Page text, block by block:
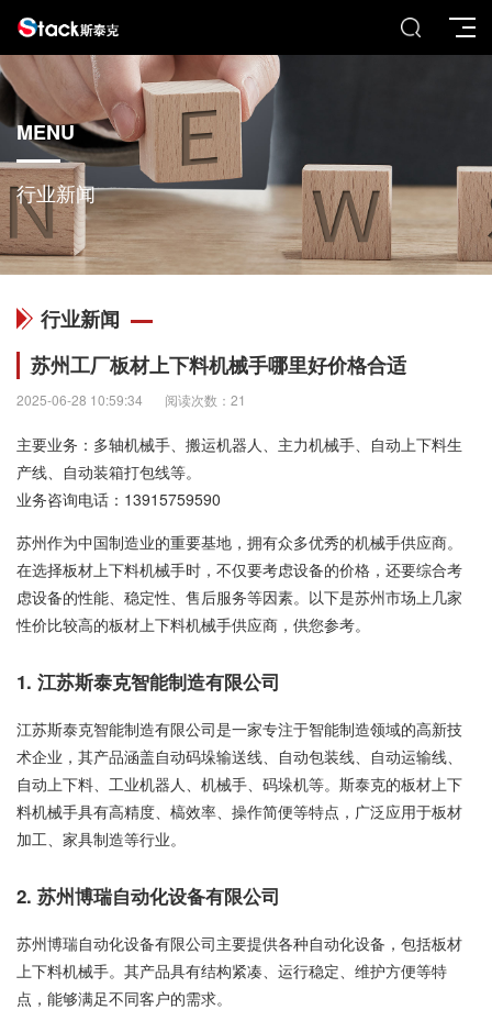
MENU
行业新闻
行业新闻
苏州工厂板材上下料机械手哪里好价格合适
2025-06-28 10:59:34 阅读次数：21
主要业务：多轴机械手、搬运机器人、主力机械手、自动上下料生
产线、自动装箱打包线等。
业务咨询电话： 13915759590
苏州作为中国制造业的重要基地，拥有众多优秀的机械手供应商。
在选择板材上下料机械手时，不仅要考虑设备的价格，还要综合考
虑设备的性能、稳定性、售后服务等因素。以下是苏州市场上几家
性价比较高的板材上下料机械手供应商，供您参考。
1. 江苏斯泰克智能制造有限公司
江苏斯泰克智能制造有限公司是一家专注于智能制造领域的高新技
术企业，其产品涵盖自动码垛输送线、自动包装线、自动运输线、
自动上下料、工业机器人、机械手、码垛机等。斯泰克的板材上下
料机械手具有高精度、槁效率、操作简便等特点，广泛应用于板材
加工、家具制造等行业。
2. 苏州博瑞自动化设备有限公司
苏州博瑞自动化设备有限公司主要提供各种自动化设备，包括板材
上下料机械手。其产品具有结构紧凑、运行稳定、维护方便等特
点，能够满足不同客户的需求。